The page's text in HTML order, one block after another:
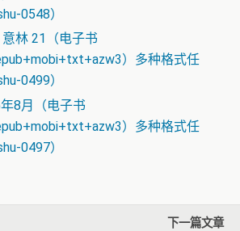
0548）
林 21（电子书
）多种格式任
0499）
8月（电子书
）多种格式任
0497）
下一篇文章